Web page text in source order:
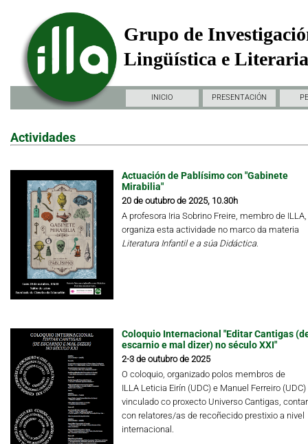
Grupo de
Lingüística e
INICIO PRESENTACIÓN
Actividades
Actuación de Pablísimo con "Gabinete
Mirabilia"
20 de outubro de 2025, 10.30h
A profesora Iria Sobrino Freire, membro de ILLA,
organiza esta actividade no marco da materia
Literatura Infantil e a súa Didáctica.
Coloquio Internacional "Editar Cantigas
escarnio e mal dizer) no século XXI"
2-3 de outubro de 2025
O coloquio, organizado polos membros de
ILLA Leticia Eirín (UDC) e Manuel Ferreiro (UDC)
vinculado co proxecto Universo Cantigas,
con relatores/as de recoñecido prestixio a nivel
internacional.